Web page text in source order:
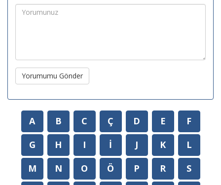
Yorumumu Gönder
A B C Ç D E
F
G
H I İ J K
L
M
N O Ö P R S